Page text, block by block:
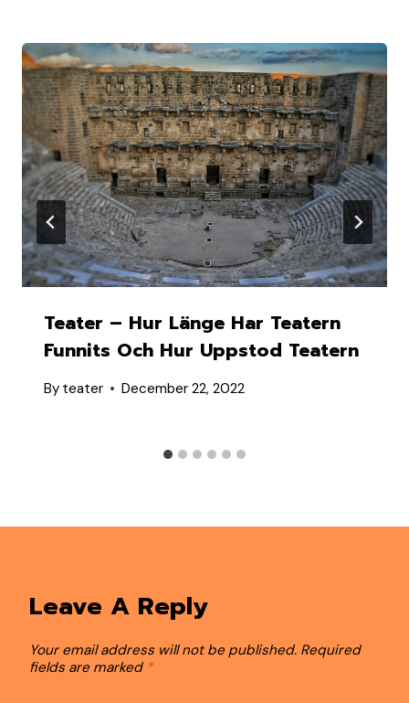
Teater – Hur Länge Har Teatern
Funnits Och Hur Uppstod Teatern
By teater December 22, 2022
Leave A Reply
Your email address will not be published. Required
fields are marked *